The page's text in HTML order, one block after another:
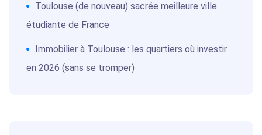
Toulouse (de nouveau) sacrée meilleure ville
étudiante de France
Immobilier à Toulouse : les quartiers où investir
en 2026 (sans se tromper)